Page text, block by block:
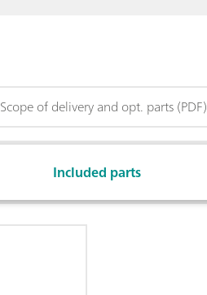
Scope of delivery and opt. parts (PDF)
Included parts